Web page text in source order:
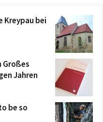
Kreypau bei
Großes
Jahren
be so